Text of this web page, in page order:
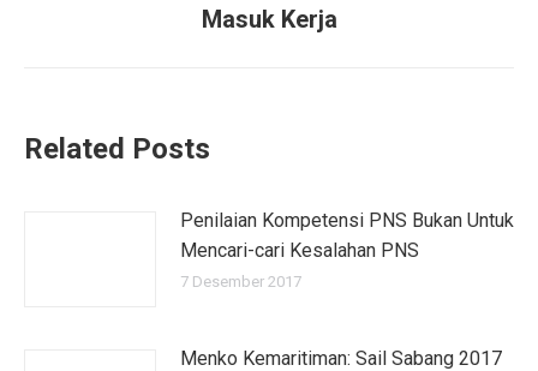
post:
Masuk Kerja
Related Posts
Penilaian Kompetensi PNS Bukan Untuk
Mencari-cari Kesalahan PNS
7 Desember 2017
Menko Kemaritiman: Sail Sabang 2017